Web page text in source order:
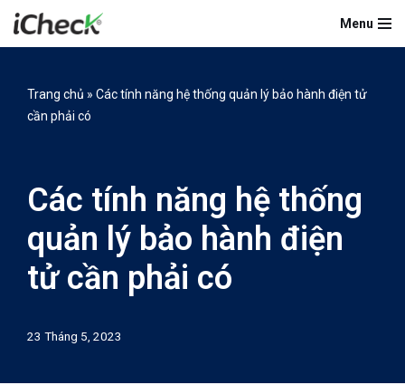
Chuyển
nội
dung
Menu
Trang chủ » Các tính năng hệ thống quản lý bảo hành điện tử
cần phải có
Các tính năng hệ thống
quản lý bảo hành điện
tử cần phải có
23 Tháng 5, 2023